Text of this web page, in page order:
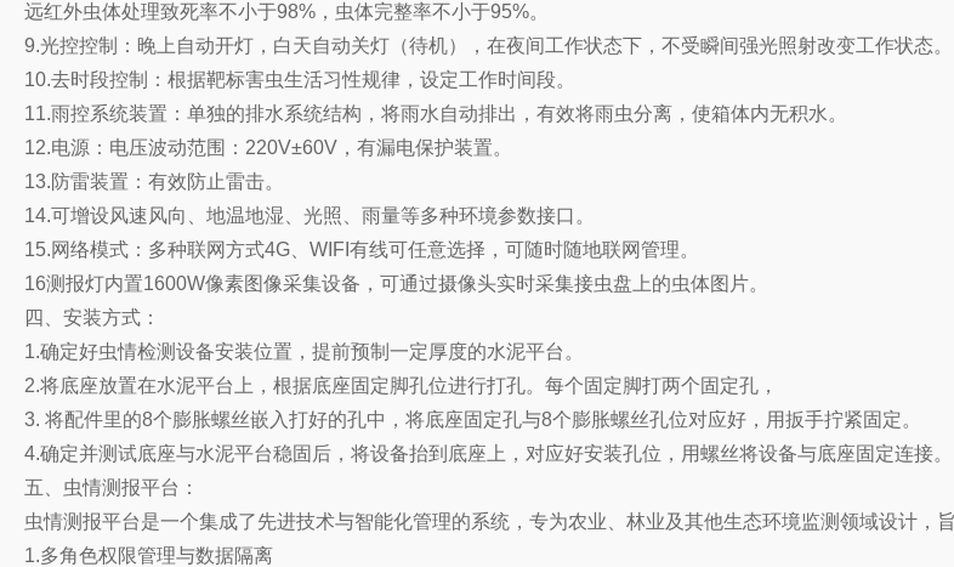
远红外虫体处理致死率不小于98%，虫体完整率不小于95%。
9.光控控制：晚上自动开灯，白天自动关灯（待机），在夜间工作状态下，不受瞬间强光照射改变工作状态。
10.去时段控制：根据靶标害虫生活习性规律，设定工作时间段。
11.雨控系统装置：单独的排水系统结构，将雨水自动排出，有效将雨虫分离，使箱体内无积水。
12.电源：电压波动范围：220V±60V，有漏电保护装置。
13.防雷装置：有效防止雷击。
14.可增设风速风向、地温地湿、光照、雨量等多种环境参数接口。
15.网络模式：多种联网方式4G、WIFI有线可任意选择，可随时随地联网管理。
16测报灯内置1600W像素图像采集设备，可通过摄像头实时采集接虫盘上的虫体图片。
四、安装方式：
1.确定好虫情检测设备安装位置，提前预制一定厚度的水泥平台。
2.将底座放置在水泥平台上，根据底座固定脚孔位进行打孔。每个固定脚打两个固定孔，
3. 将配件里的8个膨胀螺丝嵌入打好的孔中，将底座固定孔与8个膨胀螺丝孔位对应好，用扳手拧紧固定。
4.确定并测试底座与水泥平台稳固后，将设备抬到底座上，对应好安装孔位，用螺丝将设备与底座固定连接。
五、虫情测报平台：
虫情测报平台是一个集成了先进技术与智能化管理的系统，专为农业、林业及其他生态环境监测领域设计，
1.多角色权限管理与数据隔离